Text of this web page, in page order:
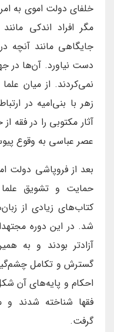
خلفای دولت اموی به
مگر افراد اندکی
جایگاهی مانند آنچه
دست نیاورد. آن‌ها در
نمی‌کردند. از میان
زهر با بنی‌امیه در
آثار مکتوبی را در فقه
عصر عباسی به وقوع
بعد از فروپاشی دولت
حمایت و تشویق علما
کتاب‌های زیادی از
شد. در این دوره
آزادتر بودند و به
گسترش و تکامل
احکام و پایه‌های آن
فقها شناخته شدند
گرفت.